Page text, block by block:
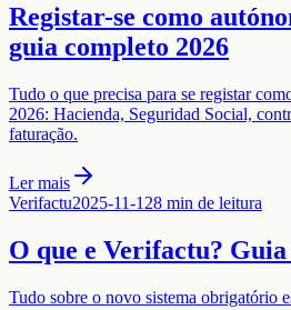
Registar-se como
guia completo 2026
Tudo o que precisa para se registar
2026: Hacienda, Seguridad Social,
faturação.
Ler mais
Verifactu2025-11-128 min de leitura
O que e Verifactu?
Tudo sobre o novo sistema obrigatório